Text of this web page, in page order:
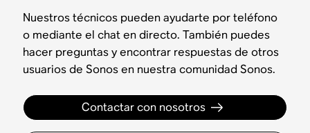
Nuestros técnicos pueden ayudarte por teléfono
o mediante el chat en directo. También puedes
hacer preguntas y encontrar respuestas de otros
usuarios de Sonos en nuestra comunidad Sonos.
Contactar con nosotros